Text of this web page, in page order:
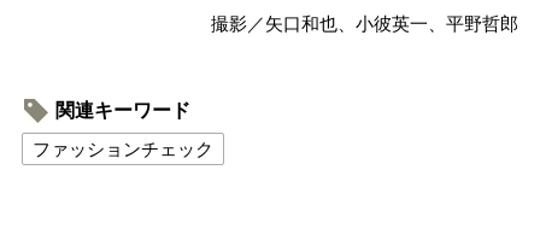
撮影／矢口和也、小彼英一、平野哲郎
関連キーワード
ファッションチェック